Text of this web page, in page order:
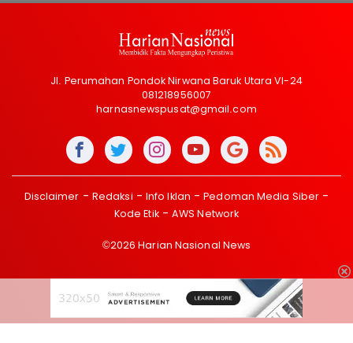
Jl. Perumahan Pondok Nirwana Baruk Utara VI-24
081218956007
harnasnewspusat@gmail.com
Disclaimer Redaksi Info Iklan
Pedoman Media Siber
Kode Etik
AWS Network
©2026 Harian Nasional News